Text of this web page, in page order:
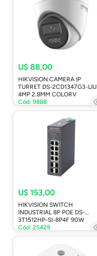
U$ 88,00
HIKVISION CAMERA IP
TURRET DS-2CD1347G3-LIU
4MP 2.8MM COLORV
Cód: 9888
U$ 153,00
HIKVISION SWITCH
INDUSTRIAL 8P POE DS-
3T1512HP-SI-8P4F 90W
Cód: 25429